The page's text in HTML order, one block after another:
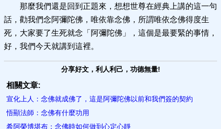
那麼我們還是回到正題來，想想世尊在經典上講的這一句
話，勸我們念阿彌陀佛，唯依靠念佛，所謂唯依念佛得度生
死，大家要了生死就念「阿彌陀佛」，這個是最要緊的事情，
好，我們今天就講到這裡。
分享好文，利人利己，功德無量!
相關文章:
宣化上人：念佛就成佛了，這是阿彌陀佛以前和我們簽的契約
悟顯法師：念佛有什麼功用
希阿榮博堪布：念佛時如何做到心定心靜